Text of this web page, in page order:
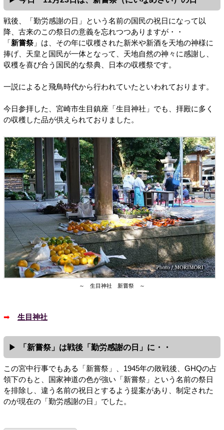
戦後、「勤労感謝の日」という名前の国民の祝日になって以
降、古来のこの祭日の意義を忘れつつありますが・・
「 新嘗祭」は、その年に収穫された新米や新酒を天地の神様に
捧げ、天皇と国民が一体となって、天地自然の神々に感謝し、
収穫を喜び合う国民的な祭典、日本の収穫祭です。
一説によると飛鳥時代から行われていたといわれております。
今日参拝した、宮崎市生目鎮座「生目神社」でも、拝殿に多く
の収穫した品が供えられておりました。
～ 生目神社 新嘗祭 ～
➡ 生目神社
「新嘗祭」は戦後「勤労感謝の日」に・・
この宮中行事でもある「新嘗祭」、1945年の敗戦後、GHQの占
領下のもと、国家神道の色が強い「新嘗祭」という名前の祭日
を排除し、違う名前の祝日とするよう提案があり、制定された
のが現在の「勤労感謝の日」でした。